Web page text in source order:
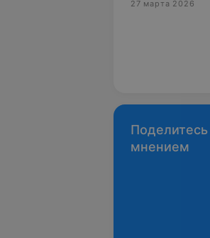
27 марта 2026
Поделитесь
мнением